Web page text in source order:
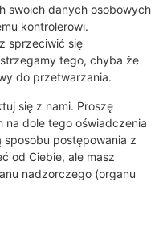
swoich danych osobowych
kontrolerowi.
sprzeciwić się
tego, chyba że
do przetwarzania.
się z nami. Proszę
dole tego oświadczenia
postępowania z
od Ciebie, ale masz
nadzorczego (organu